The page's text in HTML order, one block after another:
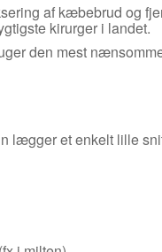
af kæbebrud og
kirurger i landet.
den mest
lægger et enkelt lille